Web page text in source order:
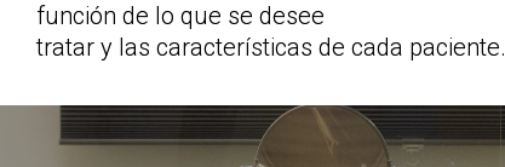
función de lo que se desee
tratar y las características de cada paciente.